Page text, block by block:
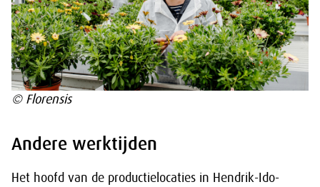
© Florensis
Andere werktijden
Het hoofd van de productielocaties in Hendrik-Ido-